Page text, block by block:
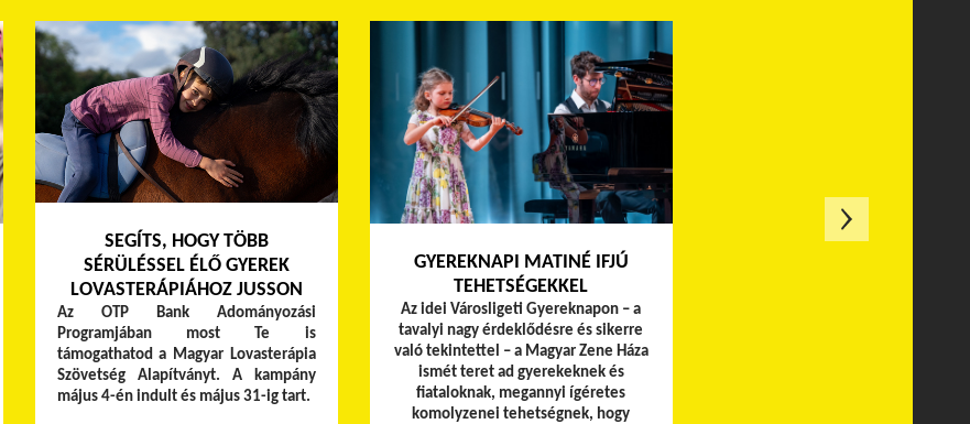
SEGÍTS, HOGY TÖBB
SÉRÜLÉSSEL ÉLŐ GYEREK
LOVASTERÁPIÁHOZ JUSSON
Az OTP Bank Adományozási
Programjában most Te is
támogathatod a Magyar Lovasterápia
Szövetség Alapítványt. A kampány
május 4-én indult és május 31-ig tart.
GYEREKNAPI MATINÉ IFJÚ
TEHETSÉGEKKEL
Az idei Városligeti Gyereknapon – a
tavalyi nagy érdeklődésre és sikerre
való tekintettel – a Magyar Zene Háza
ismét teret ad gyerekeknek és
fiataloknak, megannyi ígéretes
komolyzenei tehetségnek, hogy